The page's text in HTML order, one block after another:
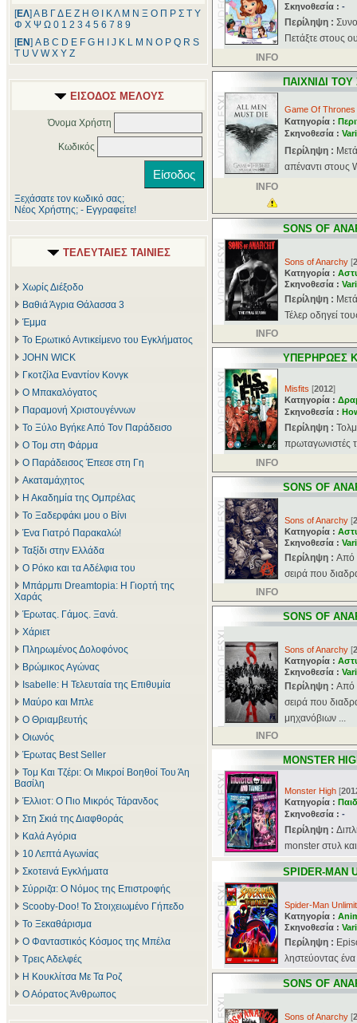
[ΕΛ] Α Β ΓΔ Ε Ζ Η Θ ΚΛ Μ Ν Ξ Ο Π Ρ Σ Τ Υ
Φ Χ Ψ Ω 0 1 2 3 4 5 6 7 8 9
[ΕΝ] A B C D E F G H J K L M N O P Q R S
T U V W X Y Z
ΕΙΣΟΔΟΣ ΜΕΛΟΥΣ
Όνομα Χρήστη
Κωδικός
Ξεχάσατε τον κωδικό σας;
Νέος Χρήστης; - Εγγραφείτε!
ΤΕΛΕΥΤΑΙΕΣ ΤΑΙΝΙΕΣ
Χωρίς Διέξοδο
Βαθιά Άγρια Θάλασσα 3
Έμμα
Το Ερωτικό Αντικείμενο του Εγκλήματος
JOHN WICK
Γκοτζίλα Εναντίον Κονγκ
Ο Μπακαλόγατος
Παραμονή Χριστουγέννων
Το Ξύλο Βγήκε Από Τον Παράδεισο
Ο Τομ στη Φάρμα
Ο Παράδεισος Έπεσε στη Γη
Ακαταμάχητος
Η Ακαδημία της Ομπρέλας
Το Ξαδερφάκι μου ο Βίνι
Ένα Γιατρό Παρακαλώ!
Ταξίδι στην Ελλάδα
Ο Ρόκο και τα Αδέλφια του
Μπάρμπι Dreamtopia: Η Γιορτή της
Χαράς
Έρωτας. Γάμος. Ξανά.
Χάριετ
Πληρωμένος Δολοφόνος
Βρώμικος Αγώνας
Isabelle: Η Τελευταία της Επιθυμία
Μαύρο και Μπλε
Ο Θριαμβευτής
Οιωνός
Έρωτας Best Seller
Τομ Και Τζέρι: Οι Μικροί Βοηθοί Του Άη
Βασίλη
Έλλιοτ: Ο Πιο Μικρός Τάρανδος
Στη Σκιά της Διαφθοράς
Καλά Αγόρια
10 Λεπτά Αγωνίας
Σκοτεινά Εγκλήματα
Σύρριζα: Ο Νόμος της Επιστροφής
Scooby-Doo! Το Στοιχειωμένο Γήπεδο
Το Ξεκαθάρισμα
Ο Φανταστικός Κόσμος της Μπέλα
Τρεις Αδελφές
Η Κουκλίτσα Με Τα Ροζ
Ο Αόρατος Άνθρωπος
Σκηνοθεσία : -
Περίληψη :
Πετάξτε στους
INFO
ΠΑΙΧΝΙΔΙ
Game Of Thrones
Κατηγορία :
Σκηνοθεσία :
Περίληψη :
απέναντι στους
INFO
SONS OF
Sons of Anarchy [
Κατηγορία :
Σκηνοθεσία :
Περίληψη :
Τέλερ οδηγεί
INFO
ΥΠΕΡΗΡΩΕΣ
Misfits [2012]
Κατηγορία :
Σκηνοθεσία :
Περίληψη :
πρωταγωνιστές
INFO
SONS OF
Sons of Anarchy [
Κατηγορία :
Σκηνοθεσία :
Περίληψη : Aπό
σειρά που
INFO
SONS OF
Sons of Anarchy [
Κατηγορία :
Σκηνοθεσία :
Περίληψη : Aπό
σειρά που
μηχανόβιων ...
INFO
MONSTER
Monster High [
Κατηγορία :
Σκηνοθεσία : -
Περίληψη :
monster στυλ
SPIDER-MAN
Spider-Man
Κατηγορία :
Σκηνοθεσία :
Περίληψη :
ληστεύοντας
SONS OF
Sons of Anarchy [